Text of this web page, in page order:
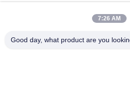
Il lustrino regolare 1.0*1250 della
Aluzinc ha galvanizzato la pelle
7:26 AM
Good day, what product are you